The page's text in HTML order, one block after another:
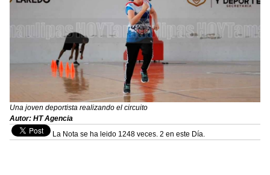
Una joven deportista realizando el circuito
Autor: HT Agencia
La Nota se ha leido 1248 veces. 2 en este Día.